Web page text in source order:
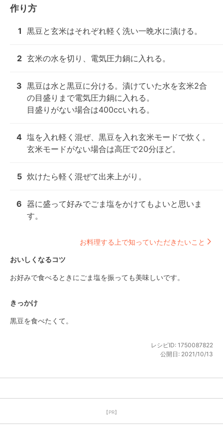
作り方
1 黒豆と玄米はそれぞれ軽く洗い一晩水に漬ける。
2 玄米の水を切り、電気圧力鍋に入れる。
3 黒豆は水と黒豆に分ける。漬けていた水を玄米2合
の目盛りまで電気圧力鍋に入れる。
目盛りがない場合は400ccいれる。
4 塩を入れ軽く混ぜ、黒豆を入れ玄米モードで炊く。
玄米モードがない場合は高圧で20分ほど。
5 炊けたら軽く混ぜて出来上がり。
6 器に盛って好みでごま塩をかけてもよいと思いま
す。
お料理する上で知っていただきたいこと
おいしくなるコツ
お好みで食べるときにごま塩を振っても美味しいです。
きっかけ
黒豆を食べたくて。
レシピID: 1750087822
公開日: 2021/10/13
【PR】